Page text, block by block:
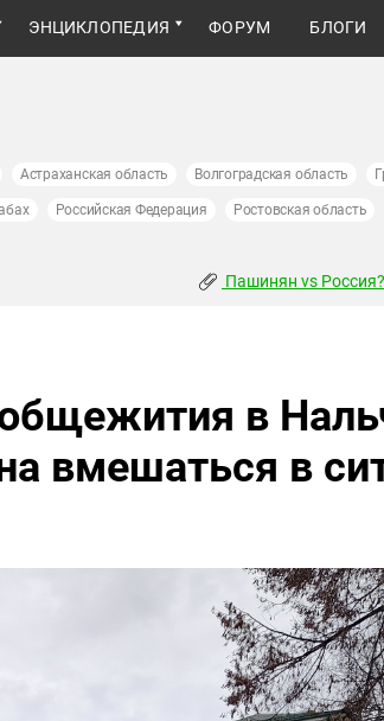
ЭНЦИКЛОПЕДИЯ ФОРУМ БЛОГИ
Астраханская область Волгоградская область
Российская Федерация Ростовская область
Пашинян vs Россия?
в
вмешаться в